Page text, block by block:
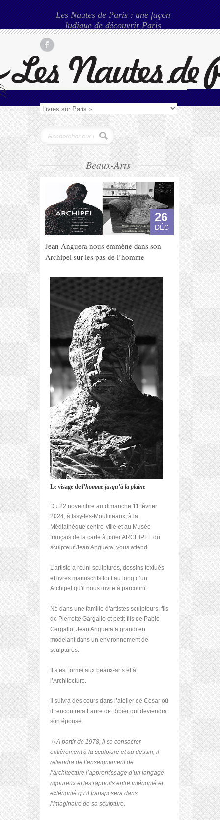
Les Nautes de Paris : une façon
ludique de découvrir Paris
Beaux-Arts
26
DÉC
Jean Anguera nous emmène dans son
Archipel sur les pas de l’homme
Le visage de l’homme jusqu’à la plaine
Du 22 novembre au dimanche 11 février
2024, à Issy-les-Moulineaux, à la
Médiathèque centre-ville et au Musée
français de la carte à jouer ARCHIPEL du
sculpteur Jean Anguera, vous attend.
L’artiste a réuni sculptures, dessins textués
et livres manuscrits tout au long d’un
Archipel qu’il nous invite à parcourir.
Né dans une famille d’artistes sculpteurs, fils
de Pierrette Gargallo et petit-fils de Pablo
Gargallo, Jean Anguera a grandi en
modelant dans un environnement de
sculptures.
Il s’est formé aux beaux-arts et à
l’Architecture.
Il suivra des cours dans l’atelier de César où
il rencontrera Laure de Ribier qui deviendra
son épouse.
»A partir de 1978, il se consacrer
entièrement à la sculpture et au dessin, il
retiendra de l’enseignement de
l’architecture l’apprentissage d’un langage
rigoureux et les rapports entre intériorité et
extériorité qu’il transposera dans
l’imaginaire de sa sculpture.